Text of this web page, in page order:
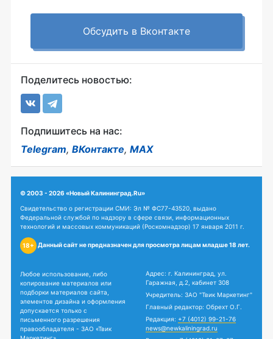
Обсудить в Вконтакте
Поделитесь новостью:
Подпишитесь на нас:
Telegram, ВКонтакте, MAX
© 2003 - 2026 «Новый Калининград.Ru»
Свидетельство о регистрации СМИ: Эл № ФС77-43520, выдано
Федеральной службой по надзору в сфере связи, информационных
технологий и массовых коммуникаций (Роскомнадзор) 17 января 2011 г.
18+ Данный сайт не предназначен для просмотра лицам младше 18 лет.
Любое использование, либо
копирование материалов или
подборки материалов сайта,
элементов дизайна и оформления
допускается только с
письменного разрешения
правообладателя - ЗАО «Твик
Адрес: г. Калининград, ул.
Гаражная, д.2, кабинет 308
Учредитель: ЗАО "Твик Маркетинг"
Главный редактор: Обрехт О.Г.
Редакция: +7 (4012) 99-21-76
news@newkaliningrad.ru